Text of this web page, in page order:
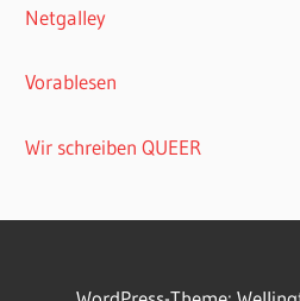
Netgalley
Vorablesen
Wir schreiben QUEER